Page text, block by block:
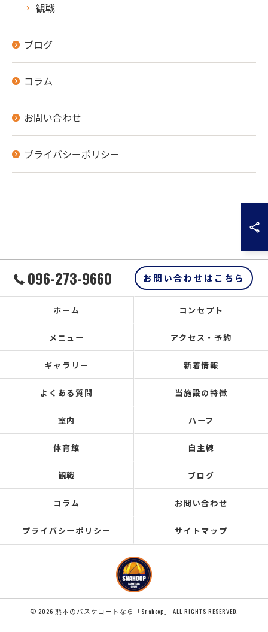
観戦
ブログ
コラム
お問い合わせ
プライバシーポリシー
096-273-9660 お問い合わせはこちら
ホーム コンセプト
メニュー アクセス・予約
ギャラリー 新着情報
よくある質問 当施設の特徴
室内 ハーフ
体育館 自主練
観戦 ブログ
コラム お問い合わせ
プライバシーポリシー サイトマップ
© 2026 熊本のバスケコートなら「Snahoop」 ALL RIGHTS RESERVED.